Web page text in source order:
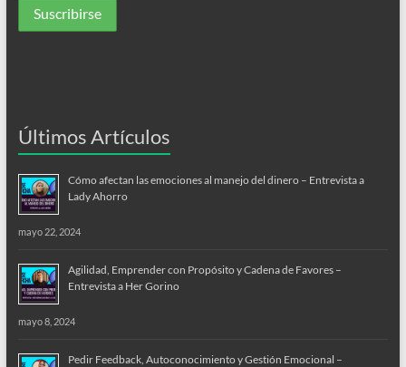
Últimos Artículos
Cómo afectan las emociones al manejo del dinero – Entrevista a
Lady Ahorro
mayo 22, 2024
Agilidad, Emprender con Propósito y Cadena de Favores –
Entrevista a Her Gorino
mayo 8, 2024
Pedir Feedback, Autoconocimiento y Gestión Emocional –